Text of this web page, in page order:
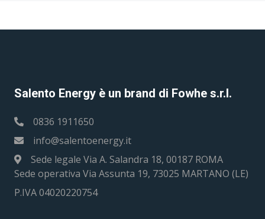
Salento Energy è un brand di Fowhe s.r.l.
0836 1911650
info@salentoenergy.it
Sede legale Via A. Salandra 18, 00187 ROMA
Sede operativa Via Assunta 19, 73025 MARTANO (LE)
P.IVA 04020220754